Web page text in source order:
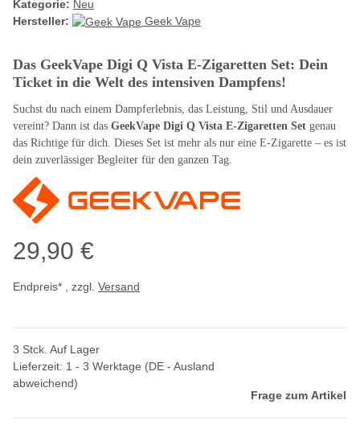
Kategorie: Neu
Hersteller:
Geek Vape
Das GeekVape Digi Q Vista E-Zigaretten Set: Dein
Ticket in die Welt des intensiven Dampfens!
Suchst du nach einem Dampferlebnis, das Leistung, Stil und Ausdauer
vereint? Dann ist das GeekVape Digi Q Vista E-Zigaretten Set genau
das Richtige für dich. Dieses Set ist mehr als nur eine E-Zigarette – es ist
dein zuverlässiger Begleiter für den ganzen Tag.
29,90 €
Endpreis* , zzgl. Versand
3 Stck. Auf Lager
Lieferzeit: 1 - 3 Werktage (DE - Ausland
abweichend)
Frage zum Artikel